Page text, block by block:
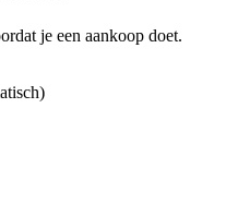
je een aankoop doet.